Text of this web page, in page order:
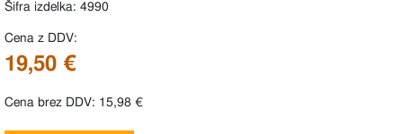
Šifra izdelka: 4990
Cena z DDV:
19,50 €
Cena brez DDV: 15,98 €